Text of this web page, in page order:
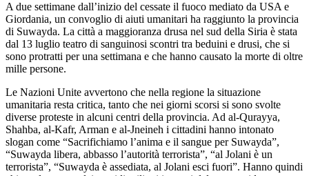
A due settimane dall’inizio del cessate il fuoco mediato da USA e
Giordania, un convoglio di aiuti umanitari ha raggiunto la provincia
di Suwayda. La città a maggioranza drusa nel sud della Siria è stata
dal 13 luglio teatro di sanguinosi scontri tra beduini e drusi, che si
sono protratti per una settimana e che hanno causato la morte di oltre
mille persone.
Le Nazioni Unite avvertono che nella regione la situazione
umanitaria resta critica, tanto che nei giorni scorsi si sono svolte
diverse proteste in alcuni centri della provincia. Ad al-Qurayya,
Shahba, al-Kafr, Arman e al-Jneineh i cittadini hanno intonato
slogan come “Sacrifichiamo l’anima e il sangue per Suwayda”,
“Suwayda libera, abbasso l’autorità terrorista”, “al Jolani è un
terrorista”, “Suwayda è assediata, al Jolani esci fuori”. Hanno quindi